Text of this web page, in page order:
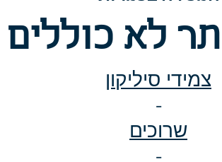
לא
צמידי סיליקון
-
שרוכים
-